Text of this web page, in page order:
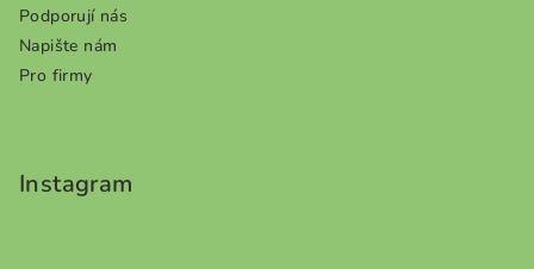
Podporují nás
Napište nám
Pro firmy
Instagram